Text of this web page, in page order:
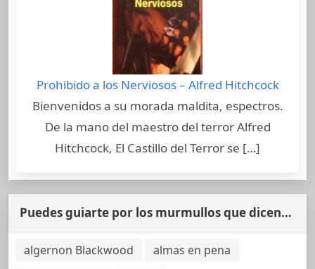
Prohibido a los Nerviosos – Alfred Hitchcock
Bienvenidos a su morada maldita, espectros.
De la mano del maestro del terror Alfred
Hitchcock, El Castillo del Terror se […]
Puedes guiarte por los murmullos que dicen…
algernon Blackwood
almas en pena